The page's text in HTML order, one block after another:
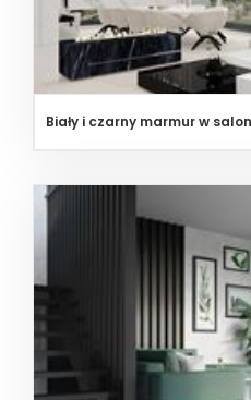
Biały i czarny marmur w